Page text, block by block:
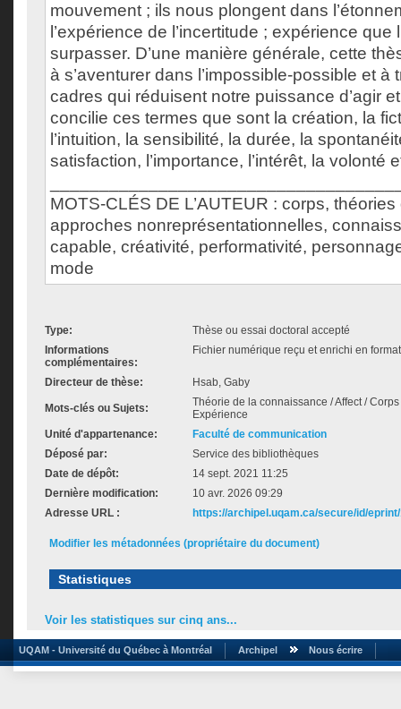
mouvement ; ils nous plongent dans
l’expérience de l’incertitude ; expérience que
surpasser. D’une manière générale, cette
à s’aventurer dans l’impossible-possible et à
cadres qui réduisent notre puissance d’agir
concilie ces termes que sont la création, la
l’intuition, la sensibilité, la durée, la
satisfaction, l’importance, l’intérêt, la volonté
MOTS-CLÉS DE L’AUTEUR : corps, théories
approches nonreprésentationnelles,
capable, créativité, performativité,
mode
Type:
Thèse ou essai doctoral accepté
Informations
complémentaires:
Fichier numérique reçu et enrichi en
Directeur de thèse: Hsab, Gaby
Mots-clés ou Sujets:
Théorie de la connaissance / Affect /
Expérience
Unité d'appartenance:
Faculté de communication
Déposé par:
Service des bibliothèques
Date de dépôt:
14 sept. 2021 11:25
Dernière modification:
10 avr. 2026 09:29
Adresse URL :
https://archipel.uqam.ca/secure/id/
Modifier les métadonnées (propriétaire du document)
Statistiques
Voir les statistiques sur cinq ans...
UQAM - Université du Québec à Montréal Archipel Nous écrire